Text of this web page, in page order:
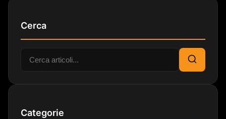
Cerca
Cerca:
Cerca
Categorie